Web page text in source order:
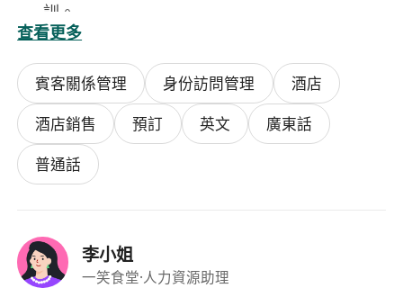
訓。
查看更多
賓客關係管理 身份訪問管理
酒店
酒店銷售
預訂 英文
廣東話
普通話
李小姐
一笑食堂·人力資源助理